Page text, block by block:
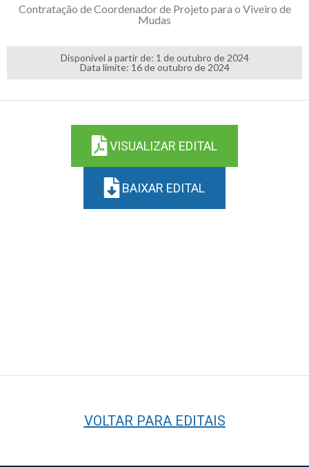
Contratação de Coordenador de Projeto para o Viveiro de
Mudas
Disponível a partir de: 1 de outubro de 2024
Data limite: 16 de outubro de 2024
VISUALIZAR EDITAL
BAIXAR EDITAL
VOLTAR PARA EDITAIS